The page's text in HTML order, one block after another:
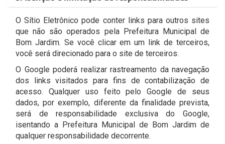
O Sítio Eletrônico pode conter links para outros sites
que não são operados pela Prefeitura Municipal de
Bom Jardim. Se você clicar em um link de terceiros,
você será direcionado para o site de terceiros.
O Google poderá realizar rastreamento da navegação
dos links visitados para fins de contabilização de
acesso. Qualquer uso feito pelo Google de seus
dados, por exemplo, diferente da finalidade prevista,
será de responsabilidade exclusiva do Google,
isentando a Prefeitura Municipal de Bom Jardim de
qualquer responsabilidade decorrente.